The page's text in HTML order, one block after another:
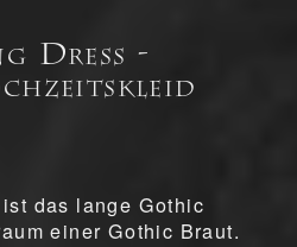
Dress -
das lange Gothic
einer Gothic Braut.